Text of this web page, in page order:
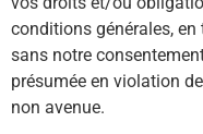
conditions générales,
sans notre
présumée en violation
non avenue.